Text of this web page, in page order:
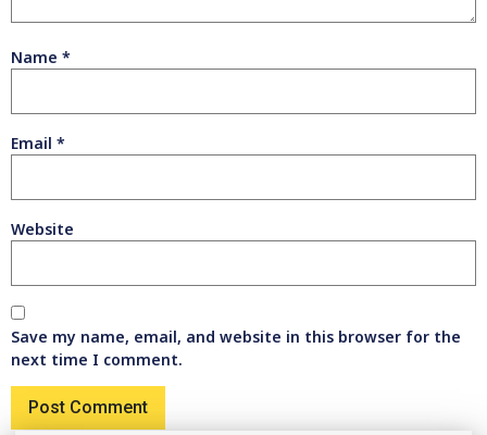
Name *
Email *
Website
Save my name, email, and website in this browser for the
next time I comment.